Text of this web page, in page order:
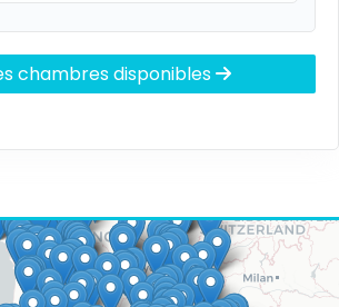
chambres disponibles